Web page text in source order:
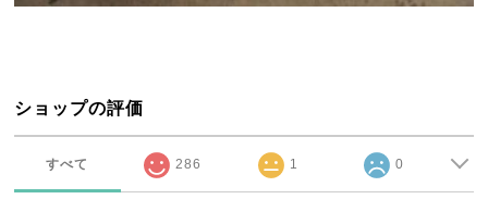
ショップの評価
すべて 286 1 0